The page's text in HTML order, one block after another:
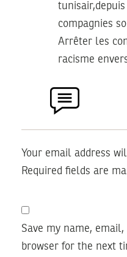
compagnies
Arrêter les
racisme
Your email address
Required fields are
Save my name,
browser for the next